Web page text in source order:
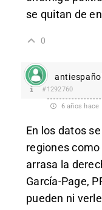
se quitan de
0
#1292760
6 años hace
En los datos
regiones
arrasa la
García-Page,
pueden ni